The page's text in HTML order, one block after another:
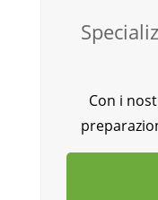
Con i